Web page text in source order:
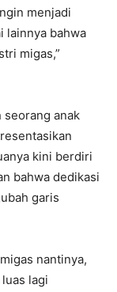
menjadi
lainnya bahwa
migas,”
seorang anak
kini berdiri
bahwa dedikasi
garis
nantinya,
lagi